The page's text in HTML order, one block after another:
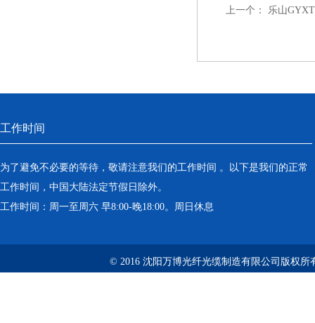
上一个： 乐山
工作时间
为了避免不必要的等待，敬请注意我们的工作时间 。以下是我们的正常
工作时间，中国大陆法定节假日除外。
工作时间：周一至周六 早8:00-晚18:00。周日休息
© 2016 沈阳万博光纤光缆制造有限公司版权所